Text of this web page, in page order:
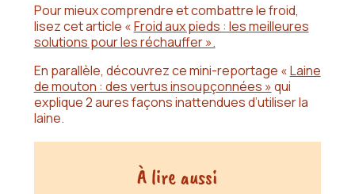
Pour mieux comprendre et combattre le froid,
lisez cet article «Froid aux pieds : les meilleures
solutions pour les réchauffer ».
En parallèle, découvrez ce mini-reportage «Laine
de mouton : des vertus insoupçonnées »qui
explique 2 aures façons inattendues d’utiliser la
laine.
À lire aussi